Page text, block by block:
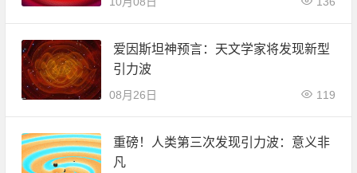
爱因斯坦神预言：天文学家将发现新型
引力波
08月26日 119
重磅！人类第三次发现引力波：意义非
凡